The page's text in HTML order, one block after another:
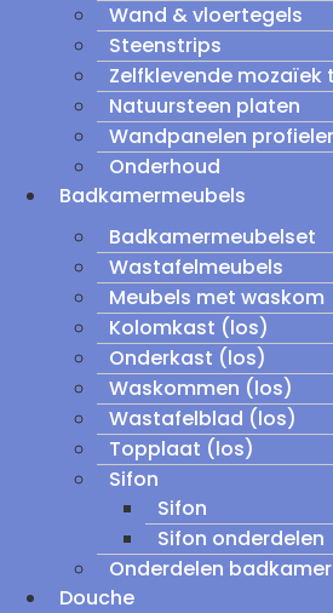
Wand & vloertegels
Steenstrips
Zelfklevende mozaïek
Natuursteen platen
Wandpanelen
Onderhoud
Badkamermeubels
Badkamermeubelset
Wastafelmeubels
Meubels met waskom
Kolomkast (los)
Onderkast (los)
Waskommen (los)
Wastafelblad (los)
Topplaat (los)
Sifon
Sifon
Sifon onderdelen
Onderdelen
Douche